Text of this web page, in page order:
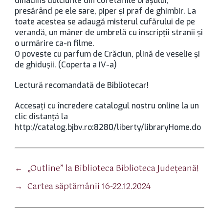
presărând pe ele sare, piper și praf de ghimbir. La
toate acestea se adaugă misterul cufărului de pe
verandă, un mâner de umbrelă cu inscripții stranii și
o urmărire ca-n filme.
O poveste cu parfum de Crăciun, plină de veselie și
de ghidușii. (Coperta a IV-a)
Lectură recomandată de Bibliotecar!
Accesaţi cu încredere catalogul nostru online la un
clic distanţă la
http://catalog.bjbv.ro:8280/liberty/libraryHome.do
← „Outline” la Biblioteca Biblioteca Județeană!
→ Cartea săptămânii 16-22.12.2024